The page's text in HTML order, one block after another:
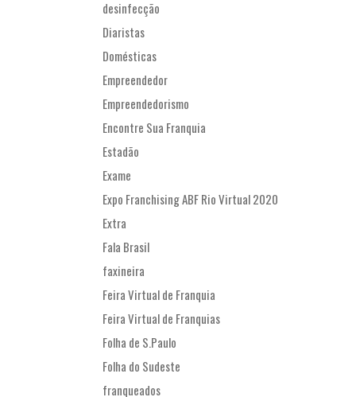
desinfecção
Diaristas
Domésticas
Empreendedor
Empreendedorismo
Encontre Sua Franquia
Estadão
Exame
Expo Franchising ABF Rio Virtual 2020
Extra
Fala Brasil
faxineira
Feira Virtual de Franquia
Feira Virtual de Franquias
Folha de S.Paulo
Folha do Sudeste
franqueados